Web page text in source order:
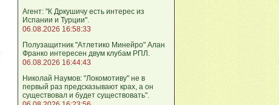
Агент: "К Дркушичу есть интерес из
Испании и Турции".
06.08.2026 16:58:33
Полузащитник "Атлетико Минейро" Алан
Франко интересен двум клубам РПЛ.
06.08.2026 16:44:43
Николай Наумов: "Локомотиву" не в
первый раз предсказывают крах, а он
существовал и будет существовать".